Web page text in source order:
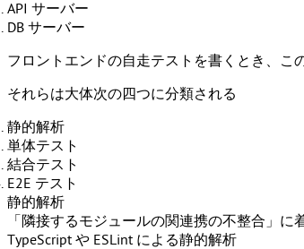
API サーバー
DB サーバー
フロントエンドの自走テストを書くとき、こ
それらは大体次の四つに分類される
静的解析
単体テスト
結合テスト
E2E テスト
静的解析
「 隣接するモジュールの関連携の不整合 」に
TypeScriptや ESLintによる静的解析